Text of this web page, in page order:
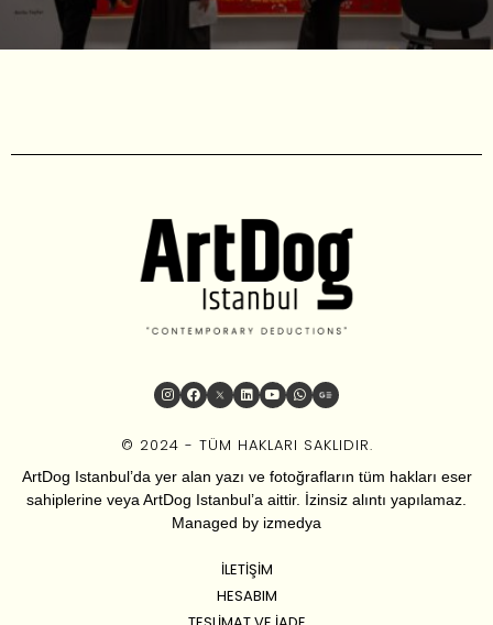
© 2024 - TÜM HAKLARI SAKLIDIR.
ArtDog Istanbul’da yer alan yazı ve fotoğrafların tüm hakları eser
sahiplerine veya ArtDog Istanbul’a aittir. İzinsiz alıntı yapılamaz.
Managed by izmedya
İLETIŞIM
HESABIM